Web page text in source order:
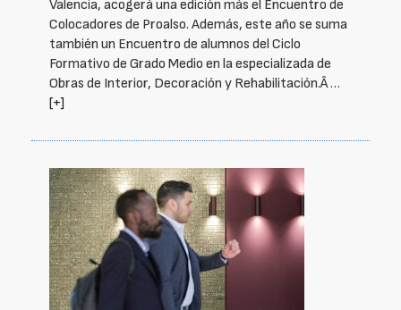
Valencia, acogerá una edición más el Encuentro de
Colocadores de Proalso. Además, este año se suma
también un Encuentro de alumnos del Ciclo
Formativo de Grado Medio en la especializada de
Obras de Interior, Decoración y Rehabilitación.Â …
[+]